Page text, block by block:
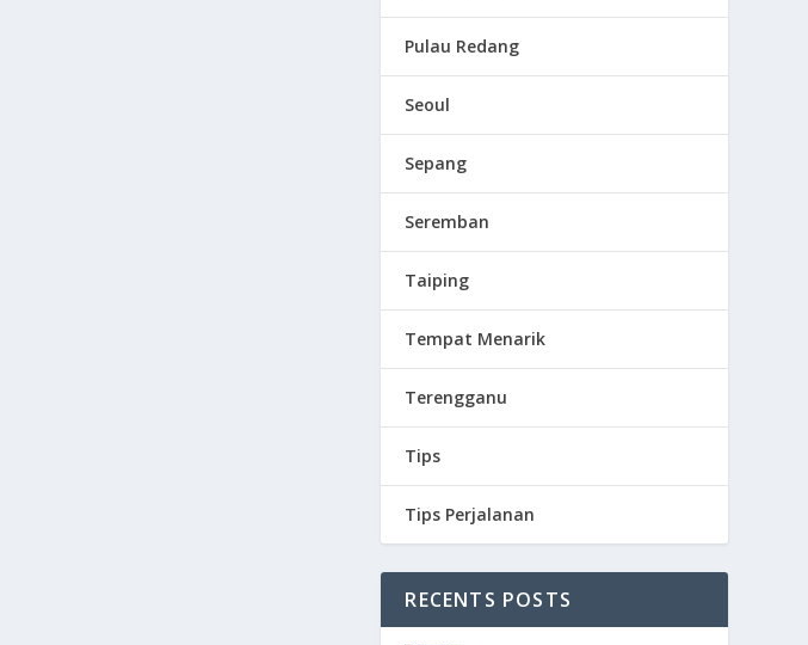
Pulau Redang
Seoul
Sepang
Seremban
Taiping
Tempat Menarik
Terengganu
Tips
Tips Perjalanan
RECENTS POSTS